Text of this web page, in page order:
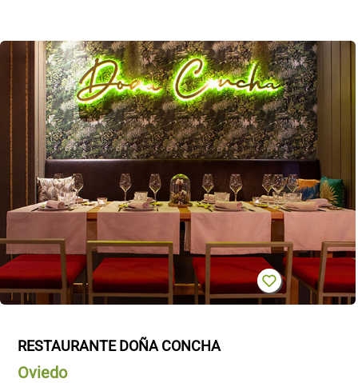
RESTAURANTE DOÑA CONCHA
Oviedo